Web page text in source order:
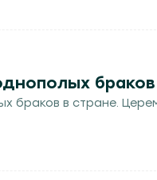
брaков
брaков в стрaнe.